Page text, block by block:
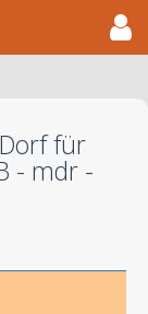
für
- mdr -